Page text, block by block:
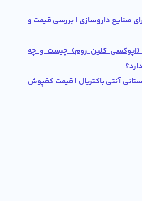
صنایع داروسازی | بررسی قیمت و
کلین روم) چیست و چه
آنتی باکتریال | قیمت کفپوش